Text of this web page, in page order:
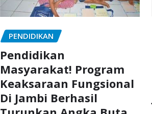
PENDIDIKAN
Pendidikan
Masyarakat! Program
Keaksaraan Fungsional
Di Jambi Berhasil